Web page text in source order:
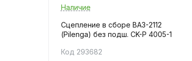
Наличие
Сцепление в сборе ВАЗ-2112
(Pilenga) без подш. CK-P 4005-1
Код 293682